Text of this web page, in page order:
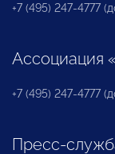
+7 (495) 247-4777
Ассоциация
+7 (495) 247-4777
Пресс-